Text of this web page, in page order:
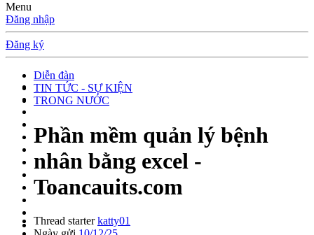
Menu
Đăng nhập
Đăng ký
Diễn đàn
TIN TỨC - SỰ KIỆN
TRONG NƯỚC
Phần mềm quản lý bệnh
nhân bằng excel -
Toancauits.com
Thread starter katty01